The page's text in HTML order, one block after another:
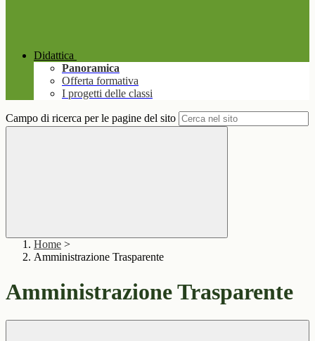
Didattica
Panoramica
Offerta formativa
I progetti delle classi
Campo di ricerca per le pagine del sito
Home >
Amministrazione Trasparente
Amministrazione Trasparente